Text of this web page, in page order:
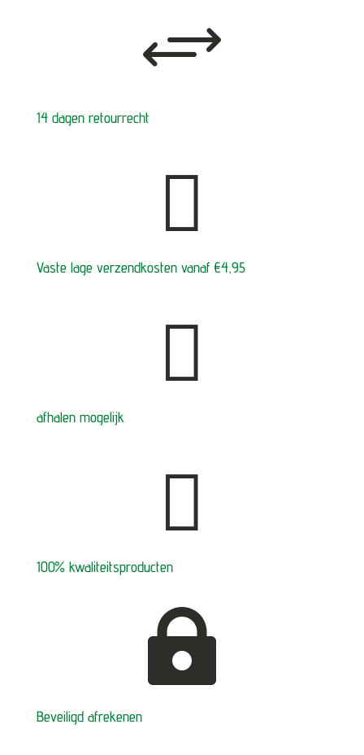
+
14 dagen retourrecht

Vaste lage verzendkosten vanaf €4,95

afhalen mogelijk

100% kwaliteitsproducten

Beveiligd afrekenen